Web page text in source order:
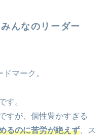
んなのリーダー
マーク。
す。
すが、個性豊かすぎる
るのに苦労が絶えず、ス